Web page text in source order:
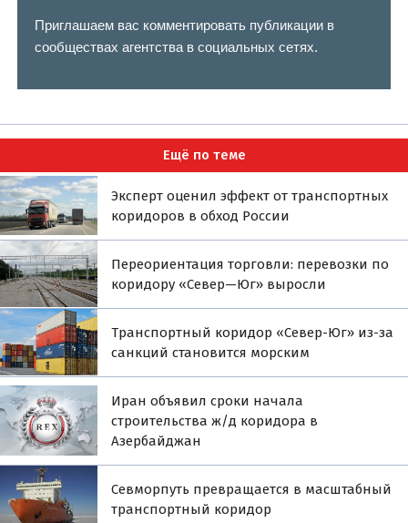
Приглашаем вас комментировать публикации в
сообществах агентства в социальных сетях.
Ещё по теме
Эксперт оценил эффект от транспортных
коридоров в обход России
Переориентация торговли: перевозки по
коридору «Север—Юг» выросли
Транспортный коридор «Север-Юг» из-за
санкций становится морским
Иран объявил сроки начала
строительства ж/д коридора в
Азербайджан
Севморпуть превращается в масштабный
транспортный коридор